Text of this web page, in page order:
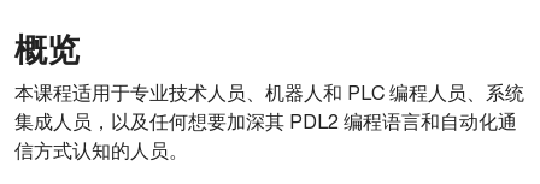
概览
本课程适用于专业技术人员、机器人和 PLC 编程人员、系统
集成人员，以及任何想要加深其 PDL2 编程语言和自动化通
信方式认知的人员。